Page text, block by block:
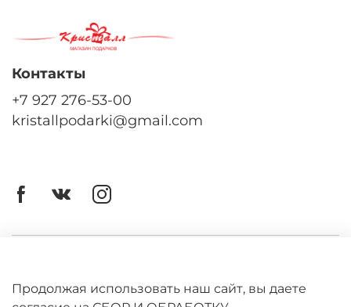
Оферта
Контакты
+7 927 276-53-00
kristallpodarki@gmail.com
Продолжая использовать наш сайт, вы даете